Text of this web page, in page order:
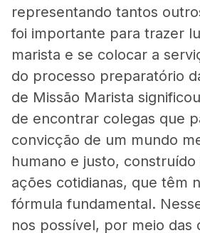
representando tantos
foi importante para trazer
marista e se colocar a
do processo preparatório
de Missão Marista
de encontrar colegas que
convicção de um mundo
humano e justo,
ações cotidianas, que têm
fórmula fundamental.
nos possível, por meio das